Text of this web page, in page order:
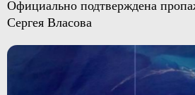
Официально подтверждена
Сергея Власова